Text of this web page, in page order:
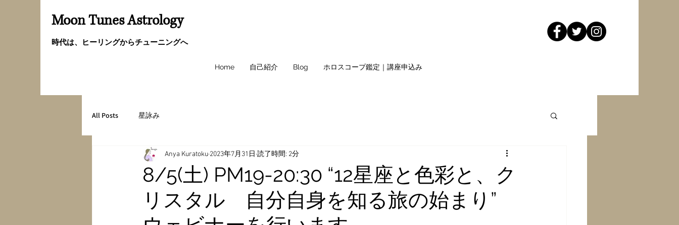
Moon Tunes Astrology
時代は、ヒーリングからチューニングへ
Home 自己紹介 Blog ホロスコープ鑑定｜講座申込み
All Posts 星詠み
8/5(土) PM19-20:30 “12星座と色彩と、ク
リスタル 自分自身を知る旅の始まり”
Anya Kuratoku 2023年7月31日 読了時間: 2分